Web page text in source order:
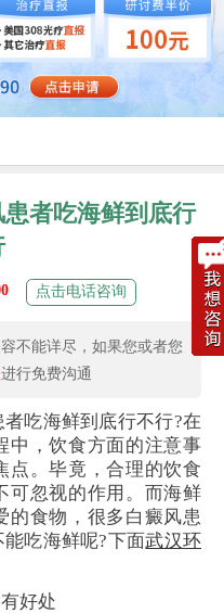
者吃海鲜到底行
点击电话咨询
不能详尽，如果您或者您
进行免费沟通
者吃海鲜到底行不行?在
中，饮食方面的注意事
点。毕竟，合理的饮食
可忽视的作用。而海鲜
的食物，很多白癜风患
吃海鲜呢?下面武汉环
好处